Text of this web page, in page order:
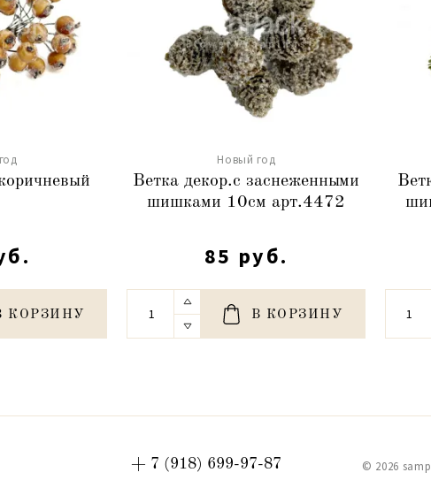
КОРЗИНУ
Новый год
Ветка декор.с заснеженными
шишками 10см арт.4472
85 руб.
В КОРЗИНУ
+ 7 (918) 699-97-87
© 2026